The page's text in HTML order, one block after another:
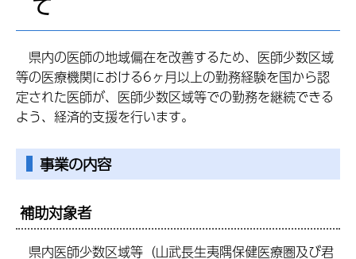
県内の医師の地域偏在を改善するため、医師少数区域
等の医療機関における6ヶ月以上の勤務経験を国から認
定された医師が、医師少数区域等での勤務を継続できる
よう、経済的支援を行います。
事業の内容
補助対象者
県内医師少数区域等（山武長生夷隅保健医療圏及び君